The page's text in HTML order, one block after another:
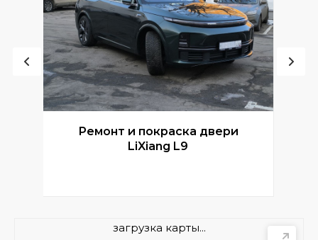
Ремонт и покраска двери
LiXiang L9
загрузка карты...